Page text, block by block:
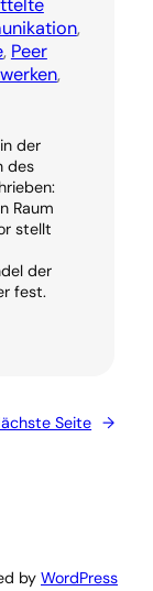
,
, Peer
,
der
des
Raum
stellt
der
fest.
Seite →
by WordPress